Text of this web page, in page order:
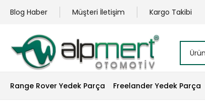
Blog Haber Müşteri İletişim Kargo Takibi
Range Rover Yedek Parça Freelander Yedek Parça